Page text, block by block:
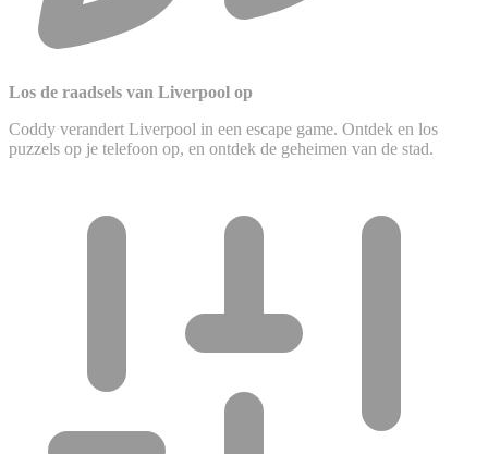
Los de raadsels van Liverpool op
Coddy verandert Liverpool in een escape game. Ontdek en los
puzzels op je telefoon op, en ontdek de geheimen van de stad.